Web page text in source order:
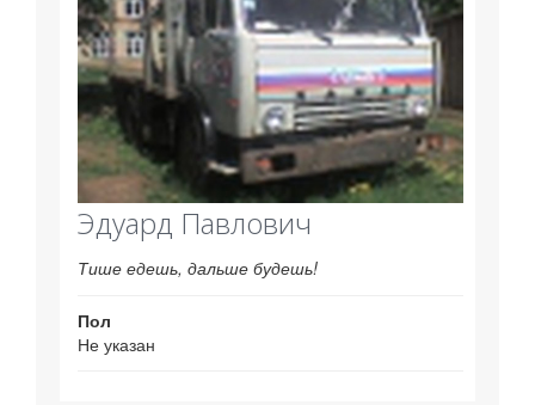
Эдуард Павлович
Тише едешь, дальше будешь!
Пол
Не указан